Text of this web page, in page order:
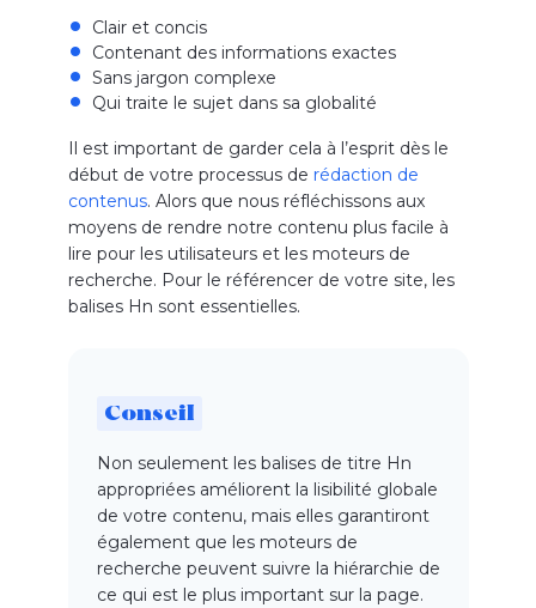
Clair et concis
Contenant des informations exactes
Sans jargon complexe
Qui traite le sujet dans sa globalité
Il est important de garder cela à l’esprit dès le
début de votre processus de rédaction de
contenus. Alors que nous réfléchissons aux
moyens de rendre notre contenu plus facile à
lire pour les utilisateurs et les moteurs de
recherche. Pour le référencer de votre site, les
balises Hn sont essentielles.
Conseil
Non seulement les balises de titre Hn
appropriées améliorent la lisibilité globale
de votre contenu, mais elles garantiront
également que les moteurs de
recherche peuvent suivre la hiérarchie de
ce qui est le plus important sur la page.